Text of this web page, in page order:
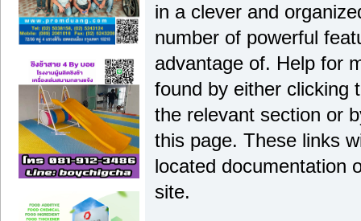
in a clever and
number of powerful
advantage of. Help for
found by either clicking
the relevant section or
this page. These links
located documentation
site.